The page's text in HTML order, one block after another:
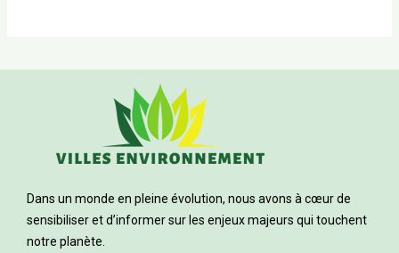
Dans un monde en pleine évolution, nous avons à cœur de
sensibiliser et d’informer sur les enjeux majeurs qui touchent
notre planète.